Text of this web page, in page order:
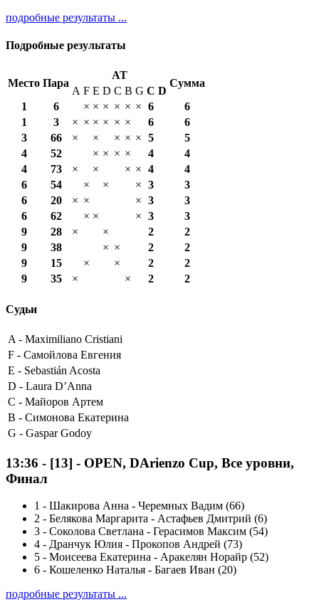
подробные результаты ...
Подробные результаты
Место Пара
AT
Сумма
A F E D C B G С D
1
6 × × × × × × 6
6
1
3 × × × × × × 6
6
3
66 × × × × × 5
5
4
52 × × × × 4
4
4
73 × × × × 4
4
6
54 × × × 3
3
6
20 × × × 3
3
6
62 × × × 3
3
9
28 × × 2
2
9
38 × × 2
2
9
15 × × 2
2
9
35 × × 2 2
Судьи
A - Maximiliano Cristiani
F - Самойлова Евгения
E - Sebastián Acosta
D - Laura D’Anna
C - Майоров Артем
B - Симонова Екатерина
G - Gaspar Godoy
13:36 - [13] - OPEN, DArienzo Cup, Все уровни,
Финал
1 - Шакирова Анна - Черемных Вадим (66)
2 - Белякова Маргарита - Астафьев Дмитрий (6)
3 - Соколова Светлана - Герасимов Максим (54)
4 - Дранчук Юлия - Прокопов Андрей (73)
5 - Моисеева Екатерина - Аракелян Норайр (52)
6 - Кошеленко Наталья - Багаев Иван (20)
подробные результаты ...